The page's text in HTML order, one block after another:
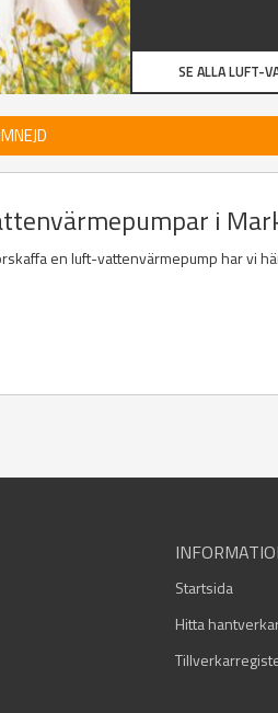
SE ALLA LUFT-
i
en luft-vattenvärmepump har vi
Startsida
Hitta